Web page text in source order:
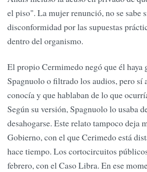
el piso". La mujer renunció, no se sabe
disconformidad por las supuestas
dentro del organismo.
El propio Cermimedo negó que él haya
Spagnuolo o filtrado los audios, pero sí
conocía y que hablaban de lo que
Según su versión, Spagnuolo lo usaba
desahogarse. Este relato tampoco deja
Gobierno, con el que Cerimedo está
hace tiempo. Los cortocircuitos
febrero, con el Caso Libra. En ese